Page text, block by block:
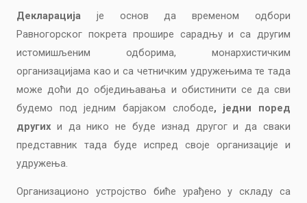
Декларација је основ да временом одбори
Равногорског покрета прошире сарадњу и са другим
истомишљеним одборима, монархистичким
организацијама као и са четничким удружењима те тада
може доћи до обједињавања и обистинити се да сви
будемо под једним барјаком слободе, једни поред
других и да нико не буде изнад другог и да сваки
представник тада буде испред своје организације и
удружења.
Организационо устројство биће урађено у складу са